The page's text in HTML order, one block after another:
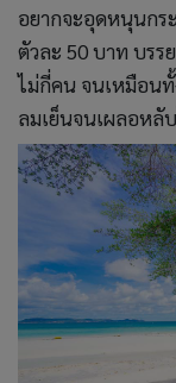
อยากจะอุดหนุนกร
ตัวละ 50 บาท บรร
ไม่กี่คน จนเหมือนทั้
ลมเย็นจนเผลอหลั